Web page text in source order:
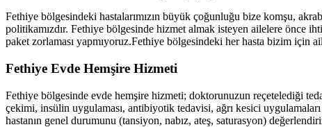
Fethiye bölgesindeki hastalarımızın büyük çoğunluğu bize komşu,
politikamızdır. Fethiye bölgesinde hizmet almak isteyen ailelere önce
paket zorlaması yapmıyoruz.Fethiye bölgesindeki her hasta bizim için
Fethiye Evde Hemşire Hizmeti
Fethiye bölgesinde evde hemşire hizmeti; doktorunuzun reçetelediği
çekimi, insülin uygulaması, antibiyotik tedavisi, ağrı kesici uygulamaları
hastanın genel durumunu (tansiyon, nabız, ateş, saturasyon)